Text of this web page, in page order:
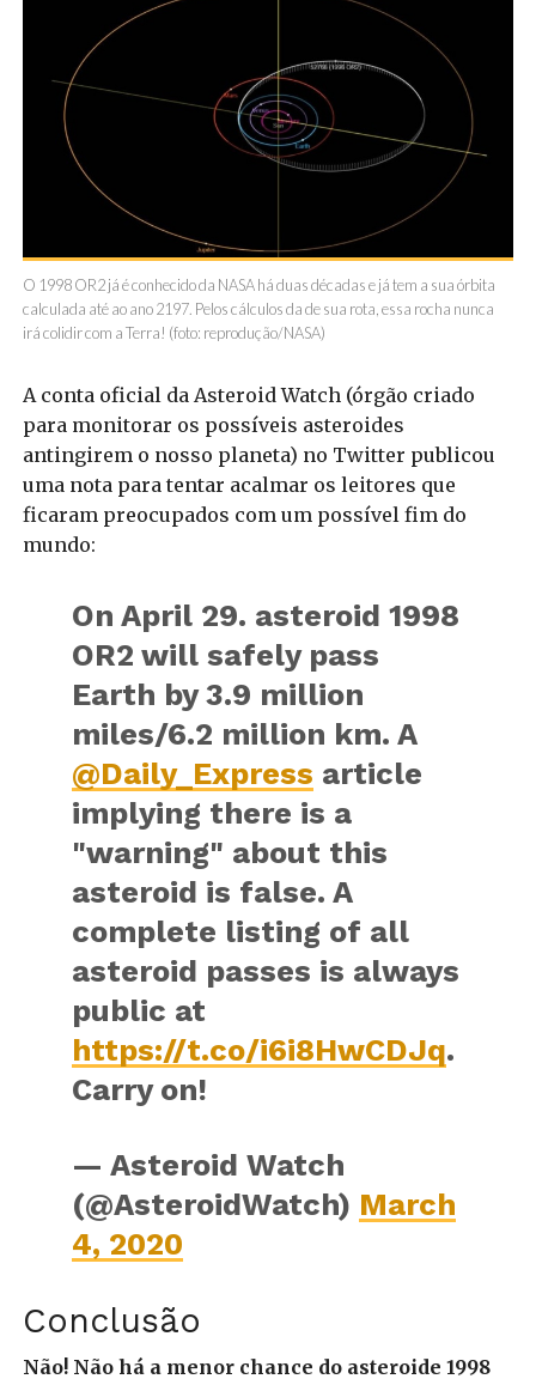
O 1998 OR2 já é conhecido da NASA há duas décadas e já tem a sua órbita
calculada até ao ano 2197. Pelos cálculos da de sua rota, essa rocha nunca
irá colidir com a Terra! (foto: reprodução/NASA)
A conta oficial da Asteroid Watch (órgão criado
para monitorar os possíveis asteroides
antingirem o nosso planeta) no Twitter publicou
uma nota para tentar acalmar os leitores que
ficaram preocupados com um possível fim do
mundo:
On April 29. asteroid 1998
OR2 will safely pass
Earth by 3.9 million
miles/6.2 million km. A
@Daily_Express article
implying there is a
"warning" about this
asteroid is false. A
complete listing of all
asteroid passes is always
public at
https://t.co/i6i8HwCDJq.
Carry on!
— Asteroid Watch
(@AsteroidWatch) March
4, 2020
Conclusão
Não! Não há a menor chance do asteroide 1998